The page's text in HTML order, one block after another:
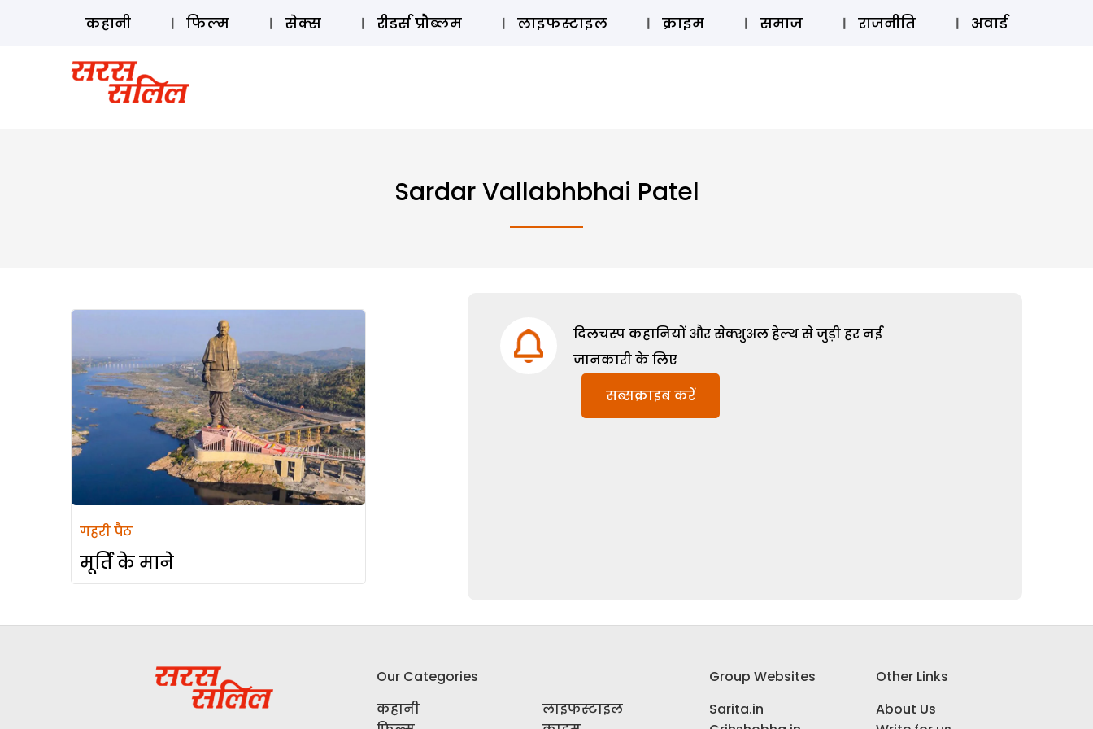
ऑडियो स्टोरी लॉग इन ⚲ SUBSCRIBE
कहानी फिल्म सेक्स रीडर्स प्रौब्लम लाइफस्टाइल क्राइम समाज राजनीति अवार्ड
Sardar Vallabhbhai Patel
गहरी पैठ
मूर्ति के माने
दिलचस्प कहानियों और सेक्शुअल हेल्थ से जुड़ी हर नई
जानकारी के लिए
सब्सक्राइब करें
Our Categories
कहानी
लाइफस्टाइल
Group Websites
Sarita.in
Other Links
About Us